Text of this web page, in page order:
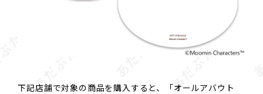
下記店舗で対象の商品を購入すると、「オールアバウト